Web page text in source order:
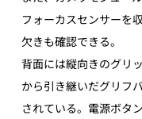
フォーカスセンサーを
欠きも確認できる。
背面には縦向きのグリ
から引き継いだグリフ
されている。電源ボタ